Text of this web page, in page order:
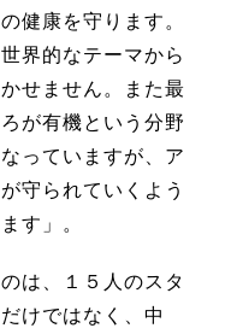
健康を守ります。
界的なテーマから
せません。また最
が有機という分野
っていますが、ア
守られていくよう
す」。
は、１５人のスタ
けではなく、中